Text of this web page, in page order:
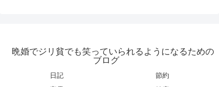
晩婚でジリ貧でも笑っていられるようになるための
ブログ
日記
節約